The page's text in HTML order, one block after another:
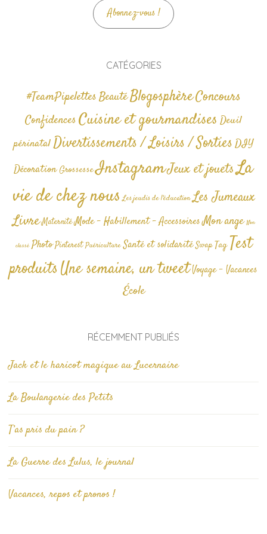
Abonnez-vous !
CATÉGORIES
#TeamPipelettesBeautéBlogosphèreConcours
Confidences Cuisine et gourmandises Deuil
périnatalDivertissements / Loisirs / SortiesDIY
Décoration GrossesseInstagramJeux et jouetsLa
vie de chez nous Les jeudis de l'éducation Les Jumeaux
Livre Maternité Mode - Habillement - AccessoiresMon ange Non
classé Photo Pinterest Puériculture Santé et solidarité Swap TagTest
produitsUne semaine, un tweetVoyage - Vacances
École
RÉCEMMENT PUBLIÉS
Jack et le haricot magique au Lucernaire
La Boulangerie des Petits
T’as pris du pain ?
La Guerre des Lulus, le journal
Vacances, repos et pronos !